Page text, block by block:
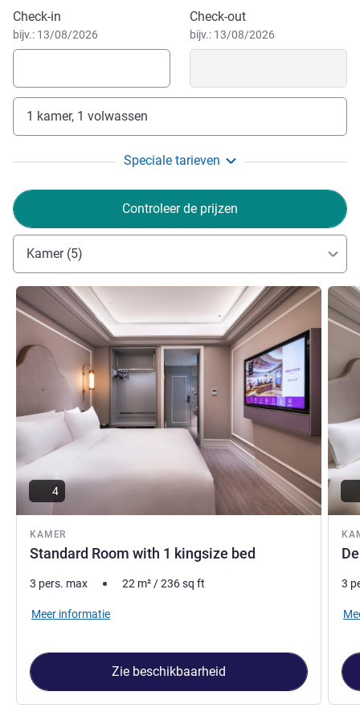
Boek dit hotel
Check-in
bijv.: 13/08/2026
Check-out
bijv.: 13/08/2026
1 kamer, 1 volwassen
Speciale tarieven
Controleer de prijzen
Kamer (5)
KAMER
Standard Room with 1 kingsize bed
Meer informatie
4
3 pers. max 22 m²/236sq ft
Meer informatie
Zie beschikbaarheid
Meer
3